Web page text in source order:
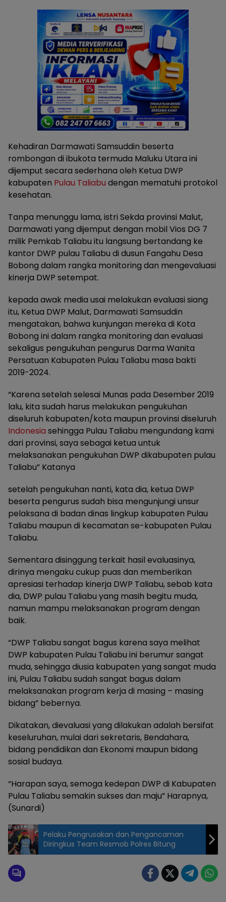
Kehadiran Darmawati Samsuddin beserta
rombongan di ibukota termuda Maluku Utara ini
dijemput secara sederhana oleh Ketua DWP
kabupaten Pulau Taliabu dengan mematuhi protokol
kesehatan.
Tanpa menunggu lama, istri Sekda provinsi Malut,
Darmawati yang dijemput dengan mobil Vios DG 7
milik Pemkab Taliabu itu langsung bertandang ke
kantor DWP pulau Taliabu di dusun Fangahu Desa
Bobong dalam rangka monitoring dan mengevaluasi
kinerja DWP setempat.
kepada awak media usai melakukan evaluasi siang
itu, Ketua DWP Malut, Darmawati Samsuddin
mengatakan, bahwa kunjungan mereka di Kota
Bobong ini dalam rangka monitoring dan evaluasi
sekaligus pengukuhan pengurus Darma Wanita
Persatuan Kabupaten Pulau Taliabu masa bakti
2019-2024.
“Karena setelah selesai Munas pada Desember 2019
lalu, kita sudah harus melakukan pengukuhan
diseluruh kabupaten/kota maupun provinsi diseluruh
Indonesia sehingga Pulau Taliabu mengundang kami
dari provinsi, saya sebagai ketua untuk
melaksanakan pengukuhan DWP dikabupaten pulau
Taliabu” Katanya
setelah pengukuhan nanti, kata dia, ketua DWP
beserta pengurus sudah bisa mengunjungi unsur
pelaksana di badan dinas lingkup kabupaten Pulau
Taliabu maupun di kecamatan se-kabupaten Pulau
Taliabu.
Sementara disinggung terkait hasil evaluasinya,
dirinya mengaku cukup puas dan memberikan
apresiasi terhadap kinerja DWP Taliabu, sebab kata
dia, DWP pulau Taliabu yang masih begitu muda,
namun mampu melaksanakan program dengan
baik.
“DWP Taliabu sangat bagus karena saya melihat
DWP kabupaten Pulau Taliabu ini berumur sangat
muda, sehingga diusia kabupaten yang sangat muda
ini, Pulau Taliabu sudah sangat bagus dalam
melaksanakan program kerja di masing – masing
bidang” bebernya.
Dikatakan, dievaluasi yang dilakukan adalah bersifat
keseluruhan, mulai dari sekretaris, Bendahara,
bidang pendidikan dan Ekonomi maupun bidang
sosial budaya.
“Harapan saya, semoga kedepan DWP di Kabupaten
Pulau Taliabu semakin sukses dan maju” Harapnya,
(Sunardi)
Pelaku Pengrusakan dan Pengancaman
Diringkus Team Resmob Polres Bitung